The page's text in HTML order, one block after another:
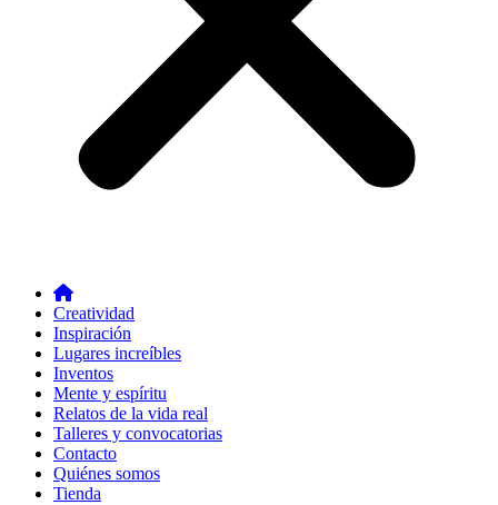
Creatividad
Inspiración
Lugares increíbles
Inventos
Mente y espíritu
Relatos de la vida real
Talleres y convocatorias
Contacto
Quiénes somos
Tienda